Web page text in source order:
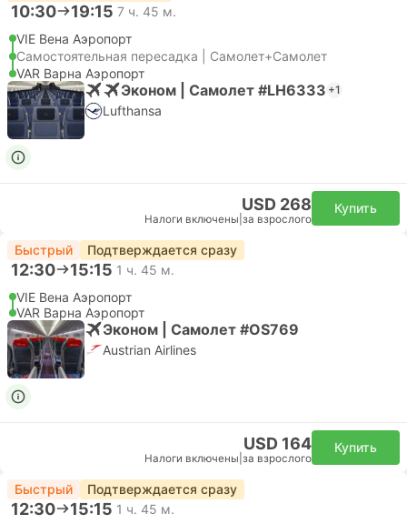
10:30 19:15 7 ч. 45 м.
VIE Вена Аэропорт
Самостоятельная пересадка | Самолет+Самолет
VAR Варна Аэропорт
Эконом | Самолет #LH6333 +1
Lufthansa
USD 268
Налоги включены за взрослого
Купить
Быстрый Подтверждается сразу
12:30 15:15 1 ч. 45 м.
VIE Вена Аэропорт
VAR Варна Аэропорт
Эконом | Самолет #OS769
Austrian Airlines
USD 164
Налоги включены за взрослого
Купить
Быстрый Подтверждается сразу
12:30 15:15 1 ч. 45 м.